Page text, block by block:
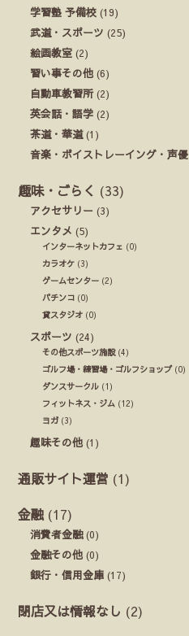
学習塾 予備校 (19)
武道・スポーツ (25)
絵画教室 (2)
習い事その他 (6)
自動車教習所(2)
英会話・語学 (2)
茶道・華道(1)
音楽・ボイストレーイング・声優
趣味・ごらく (33)
アクセサリー (3)
エンタメ (5)
インターネットカフェ (0)
カラオケ (3)
ゲームセンター (2)
パチンコ (0)
貸スタジオ (0)
スポーツ (24)
その他スポーツ施設(4)
ゴルフ場・練習場・ゴルフショップ(0)
ダンスサークル (1)
フィットネス・ジム (12)
ヨガ (3)
趣味その他 (1)
通販サイト運営 (1)
金融 (17)
消費者金融(0)
金融その他 (0)
銀行・信用金庫 (17)
閉店又は情報なし (2)